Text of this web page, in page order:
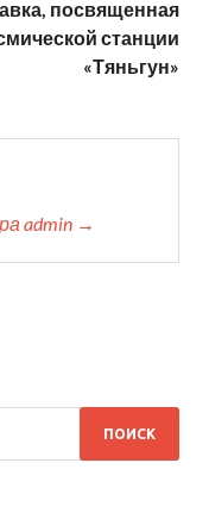
посвященная
станции
«Тяньгун»
admin →